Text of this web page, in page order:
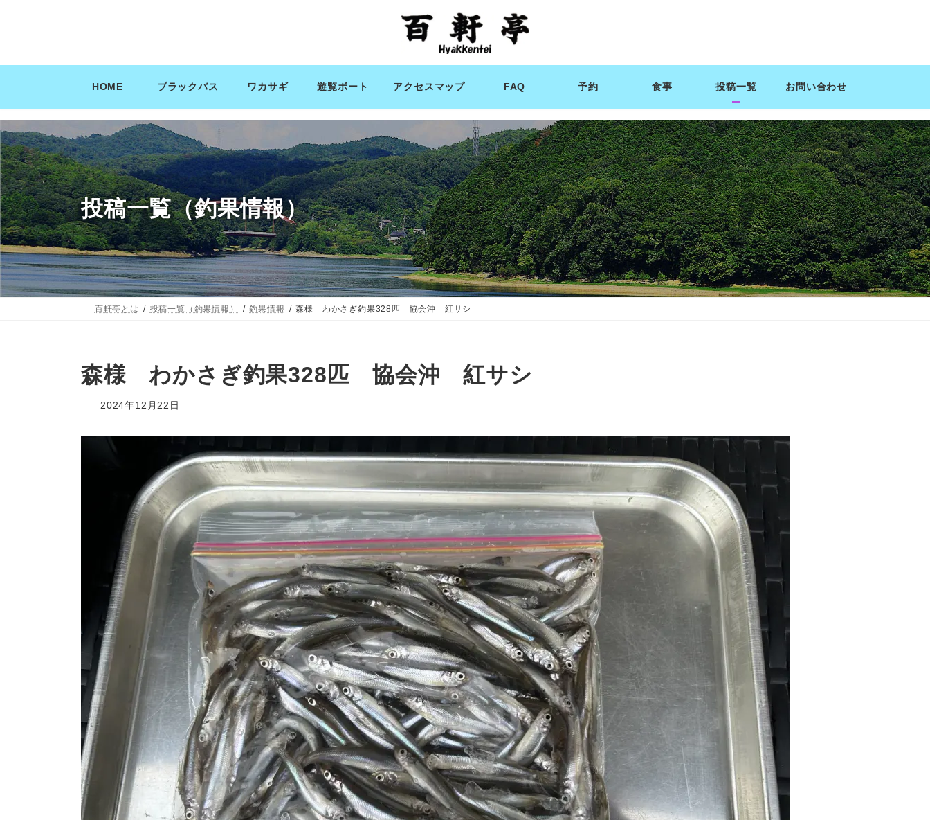
ン
ス
キ
ッ
プ
ー
ン
に
移
動
HOME ブラックバス ワカサギ 遊覧ボート アクセスマップ FAQ 予約 食事 投稿一覧 お問い合わせ
投稿一覧（釣果情報）
百軒亭とは 投稿一覧（釣果情報） 釣果情報 森様 わかさぎ釣果328匹 協会沖 紅サシ
森様 わかさぎ釣果328匹 協会沖 紅サシ
2024年12月22日